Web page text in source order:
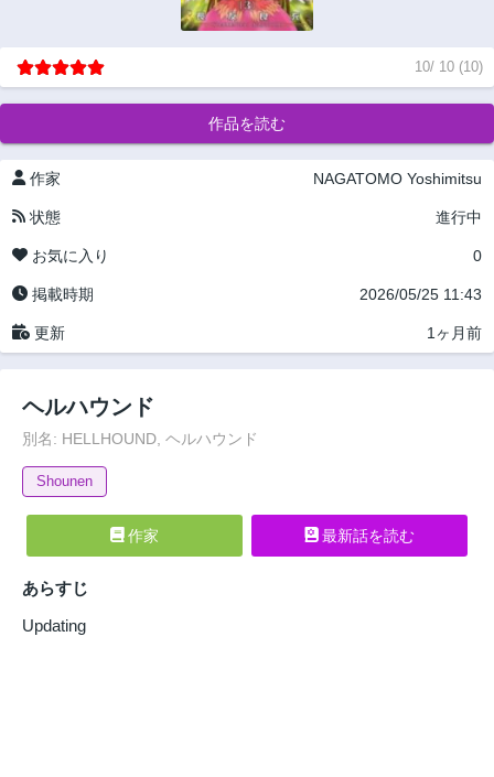
10/ 10 (10)
作品を読む
作家 NAGATOMO Yoshimitsu
状態 進行中
お気に入り 0
掲載時期 2026/05/25 11:43
更新 1ヶ月前
ヘルハウンド
別名: HELLHOUND, ヘルハウンド
Shounen
作家 最新話を読む
あらすじ
Updating